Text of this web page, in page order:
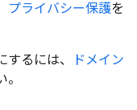
プライバシー保護を
るには、
ドメイン